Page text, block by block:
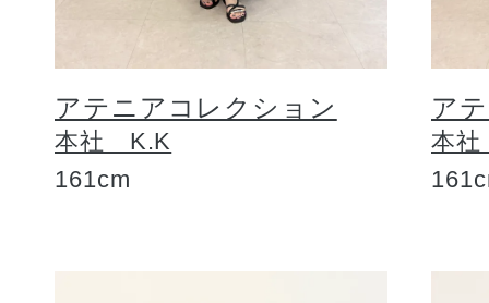
アテニアコレクション
本社 K.K
161cm
ア
本